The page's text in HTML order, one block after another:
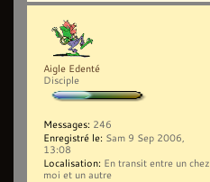
Aigle Edenté
Disciple
Messages: 246
Enregistré le: Sam 9 Sep 2006,
13:08
Localisation: En transit entre un chez
moi et un autre